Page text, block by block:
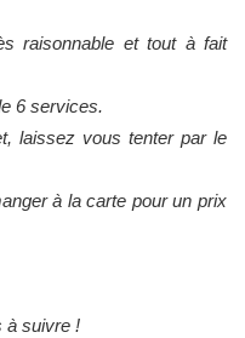
raisonnable et tout à fait
6 services.
laissez vous tenter par le
à la carte pour un prix
à suivre !